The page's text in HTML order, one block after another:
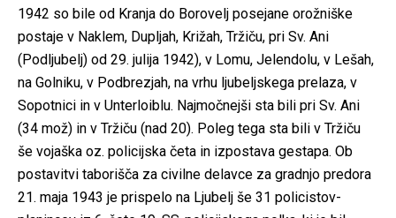
1942 so bile od Kranja do Borovelj posejane orožniške
postaje v Naklem, Dupljah, Križah, Tržiču, pri Sv. Ani
(Podljubelj) od 29. julija 1942), v Lomu, Jelendolu, v Lešah,
na Golniku, v Podbrezjah, na vrhu ljubeljskega prelaza, v
Sopotnici in v Unterloiblu. Najmočnejši sta bili pri Sv. Ani
(34 mož) in v Tržiču (nad 20). Poleg tega sta bili v Tržiču
še vojaška oz. policijska četa in izpostava gestapa. Ob
postavitvi taborišča za civilne delavce za gradnjo predora
21. maja 1943 je prispelo na Ljubelj še 31 policistov-